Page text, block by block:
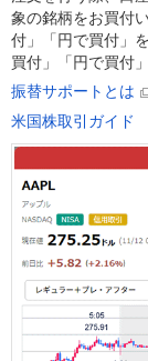
象の銘柄をお買付
付」「円で買付」
買付」「円で買付
振替サポートとは
米国株取引ガイド